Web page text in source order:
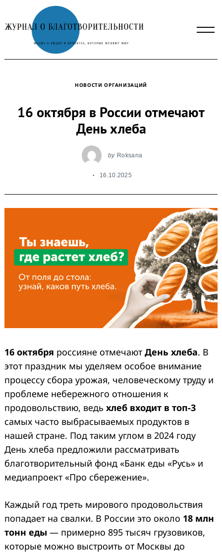
to
content
НОВОСТИ ОРГАНИЗАЦИЙ
16 октября в России отмечают
День хлеба
by Roksana
16.10.2025
16 октября россияне отмечают День хлеба. В
этот праздник мы уделяем особое внимание
процессу сбора урожая, человеческому труду и
проблеме небережного отношения к
продовольствию, ведь хлеб входит в топ-3
самых часто выбрасываемых продуктов в
нашей стране. Под таким углом в 2024 году
День хлеба предложили рассматривать
благотворительный фонд «Банк еды «Русь» и
медиапроект «Про сбережение».
Каждый год треть мирового продовольствия
попадает на свалки. В России это около 18 млн
тонн еды — примерно 895 тысяч грузовиков,
которые можно выстроить от Москвы до